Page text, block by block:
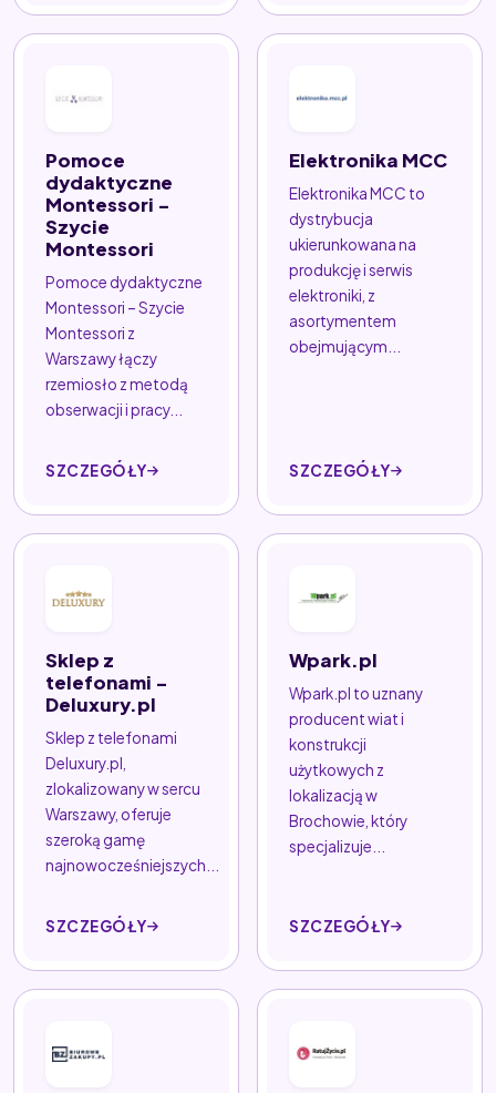
Pomoce
dydaktyczne
Montessori -
Szycie
Montessori
Pomoce dydaktyczne
Montessori – Szycie
Montessori z
Warszawy łączy
rzemiosło z metodą
obserwacji i pracy...
SZCZEGÓŁY
Elektronika MCC
Elektronika MCC to
dystrybucja
ukierunkowana na
produkcję i serwis
elektroniki, z
asortymentem
obejmującym...
SZCZEGÓŁY
Sklep z
telefonami -
Deluxury.pl
Sklep z telefonami
Deluxury.pl,
zlokalizowany w sercu
Warszawy, oferuje
szeroką gamę
najnowocześniejszych...
SZCZEGÓŁY
Wpark.pl
Wpark.pl to uznany
producent wiat i
konstrukcji
użytkowych z
lokalizacją w
Brochowie, który
specjalizuje...
SZCZEGÓŁY